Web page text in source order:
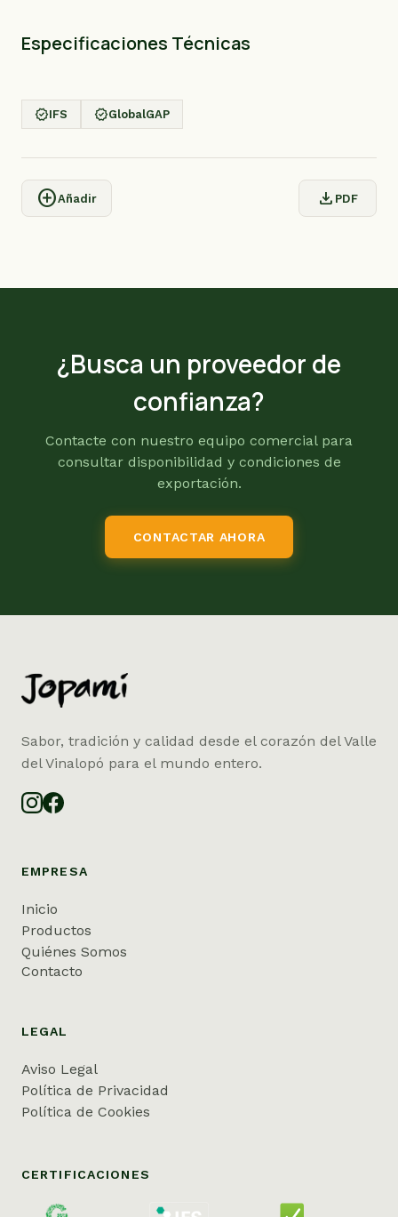
Especificaciones Técnicas
verifiedIFS verifiedGlobalGAP
add_circleAñadir download PDF
¿Busca un proveedor de
confianza?
Contacte con nuestro equipo comercial para
consultar disponibilidad y condiciones de
exportación.
CONTACTAR AHORA
Sabor, tradición y calidad desde el corazón del Valle
del Vinalopó para el mundo entero.
EMPRESA
Inicio
Productos
Quiénes Somos
Contacto
LEGAL
Aviso Legal
Política de Privacidad
Política de Cookies
CERTIFICACIONES